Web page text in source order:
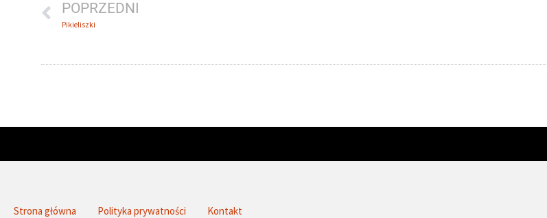
POPRZEDNI
Pikieliszki
Strona główna Polityka prywatności Kontakt